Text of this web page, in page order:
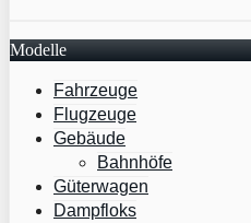
Modelle
Fahrzeuge
Flugzeuge
Gebäude
Bahnhöfe
Güterwagen
Dampfloks